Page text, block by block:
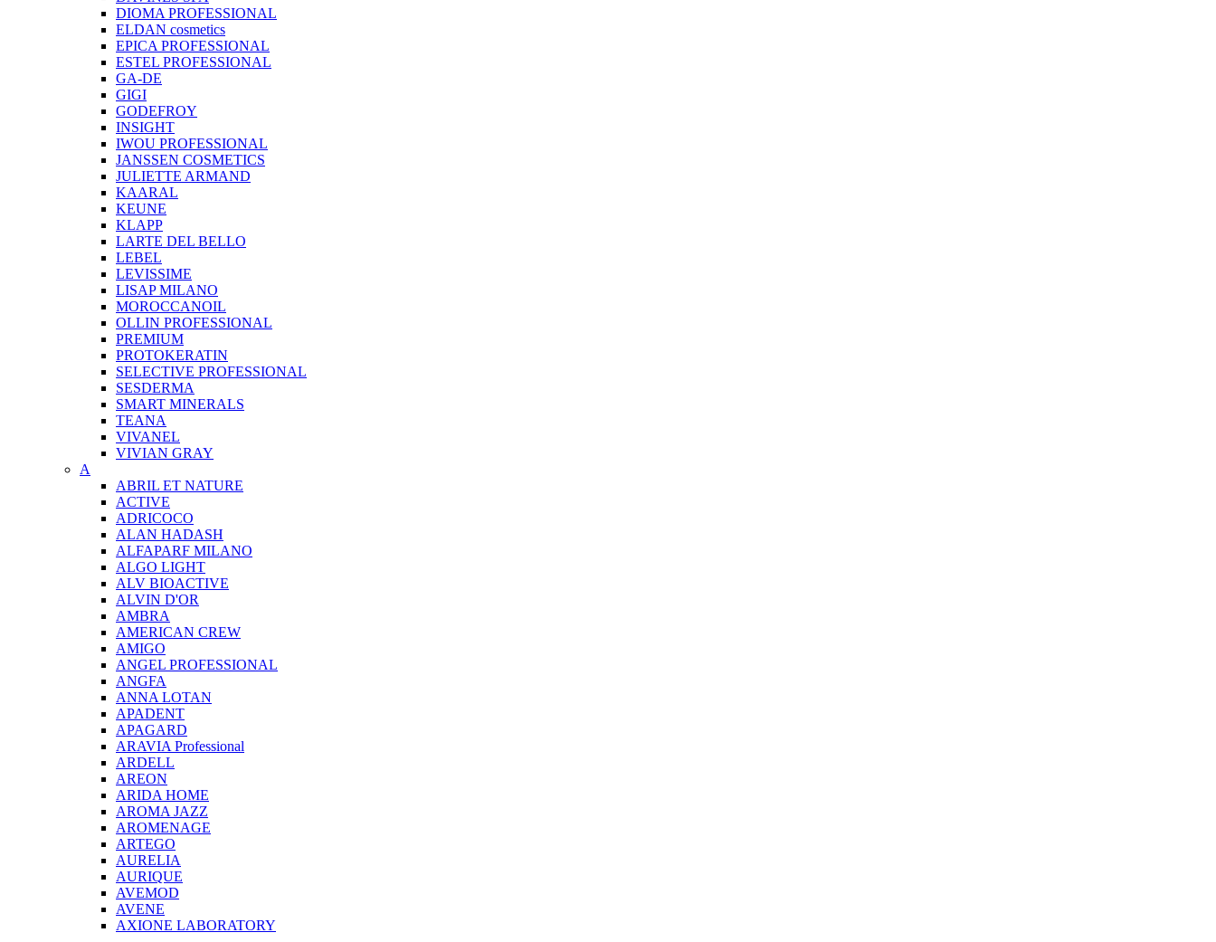
DIOMA PROFESSIONAL
ELDAN cosmetics
EPICA PROFESSIONAL
ESTEL PROFESSIONAL
GA-DE
GIGI
GODEFROY
INSIGHT
IWOU PROFESSIONAL
JANSSEN COSMETICS
JULIETTE ARMAND
KAARAL
KEUNE
KLAPP
LARTE DEL BELLO
LEBEL
LEVISSIME
LISAP MILANO
MOROCCANOIL
OLLIN PROFESSIONAL
PREMIUM
PROTOKERATIN
SELECTIVE PROFESSIONAL
SESDERMA
SMART MINERALS
TEANA
VIVANEL
VIVIAN GRAY
A
ABRIL ET NATURE
ACTIVE
ADRICOCO
ALAN HADASH
ALFAPARF MILANO
ALGO LIGHT
ALV BIOACTIVE
ALVIN D'OR
AMBRA
AMERICAN CREW
AMIGO
ANGEL PROFESSIONAL
ANGFA
ANNA LOTAN
APADENT
APAGARD
ARAVIA Professional
ARDELL
AREON
ARIDA HOME
AROMA JAZZ
AROMENAGE
ARTEGO
AURELIA
AURIQUE
AVEMOD
AVENE
AXIONE LABORATORY